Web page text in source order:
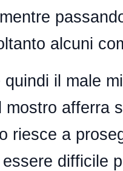
alcuni
il male
mostro afferra
riesce a
difficile